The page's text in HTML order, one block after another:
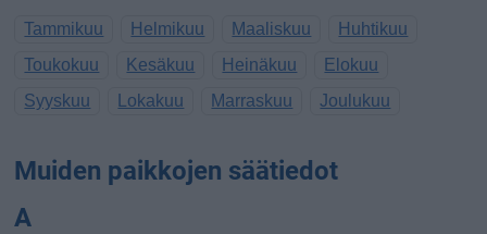
Tammikuu Helmikuu Maaliskuu
Huhtikuu
Toukokuu
Kesäkuu Heinäkuu
Elokuu
Syyskuu
Lokakuu Marraskuu Joulukuu
Muiden paikkojen säätiedot
A